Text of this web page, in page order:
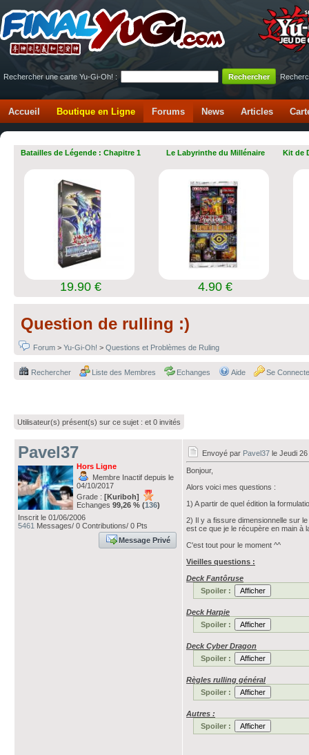
Rechercher une carte Yu-Gi-Oh! :
Accueil Boutique en Ligne Forums News Articles
Batailles de Légende : Chapitre 1
19.90 €
Le Labyrinthe du Millénaire
4.90 €
Kit de
Question de rulling :)
Forum > Yu-Gi-Oh! > Questions et Problèmes de Ruling
Rechercher Liste des Membres Echanges Aide Se
Utilisateur(s) présent(s) sur ce sujet : et 0 invités
Pavel37
Hors Ligne
Membre Inactif depuis le
04/10/2017
Grade : [Kuriboh]
Echanges 99,26 % (136)
Inscrit le 01/06/2006
5461 Messages/ 0 Contributions/ 0 Pts
Message Privé
Envoyé par Pavel37 le Jeudi
Bonjour,
Alors voici mes questions :
1) A partir de quel édition la
2) Il y a fissure dimensionnelle sur
est ce que je le récupère en main à
C'est tout pour le moment ^^
Vieilles questions :
Deck Fantôruse
Spoiler :
Deck Harpie
Spoiler :
Deck Cyber Dragon
Spoiler :
Règles rulling général
Spoiler :
Autres :
Spoiler :